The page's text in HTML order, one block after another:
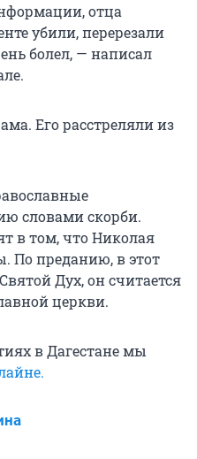
отца
убили, перерезали
болел, — написал
Его расстреляли из
словами скорби.
в том, что Николая
По преданию, в этот
Дух, он считается
церкви.
в Дагестане мы